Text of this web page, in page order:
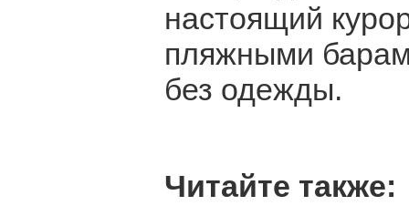
настоящий
пляжными
без одежды.
Читайте также: